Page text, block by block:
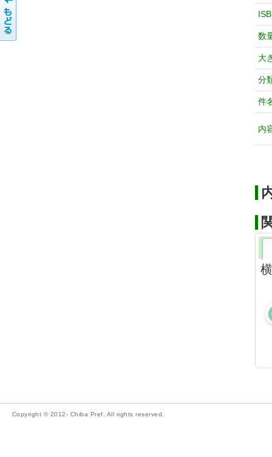
数
大
分
件
内
Copyright © 2012- Chiba Pref. All rights reserved.